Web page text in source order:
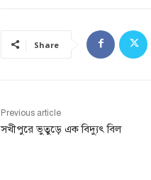
Share
Previous article
সখীপুরে ভুতুড়ে এক বিদ্যুৎ বিল